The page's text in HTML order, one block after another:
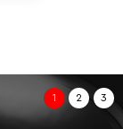
1 2 3